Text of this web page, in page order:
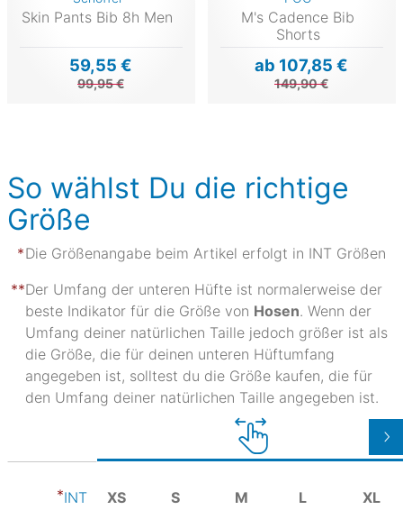
Skin Pants Bib 8h Men
59,55 €
99,95 €
M's Cadence Bib
Shorts
ab 107,85 €
149,90 €
So wählst Du die richtige
Größe
Die Größenangabe beim Artikel erfolgt in INT Größen
Der Umfang der unteren Hüfte ist normalerweise der
beste Indikator für die Größe von Hosen. Wenn der
Umfang deiner natürlichen Taille jedoch größer ist als
die Größe, die für deinen unteren Hüftumfang
angegeben ist, solltest du die Größe kaufen, die für
den Umfang deiner natürlichen Taille angegeben ist.
INT XS S M L XL